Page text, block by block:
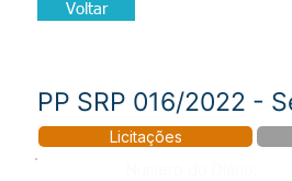
Voltar
PP SRP 016/2022 -
Licitações